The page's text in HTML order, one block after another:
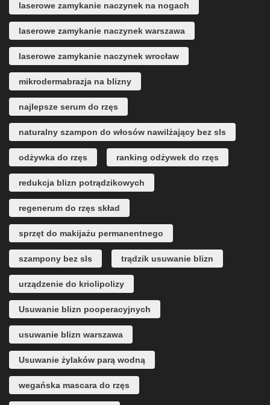
laserowe zamykanie naczynek na nogach
laserowe zamykanie naczynek warszawa
laserowe zamykanie naczynek wrocław
mikrodermabrazja na blizny
najlepsze serum do rzęs
naturalny szampon do włosów nawilżający bez sls
odżywka do rzęs ranking odżywek do rzęs
redukcja blizn potrądzikowych
regenerum do rzęs skład
sprzęt do makijażu permanentnego
szampony bez sls trądzik usuwanie blizn
urządzenie do kriolipolizy
Usuwanie blizn pooperacyjnych
usuwanie blizn warszawa
Usuwanie żylaków parą wodną
wegańska mascara do rzęs